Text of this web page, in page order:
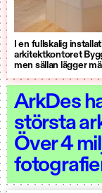
I en fullskalig
arkitektkontoret
men sällan lägger
ArkDes
största
Över 4